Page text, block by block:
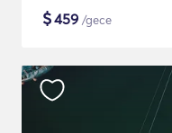
$459 /gece